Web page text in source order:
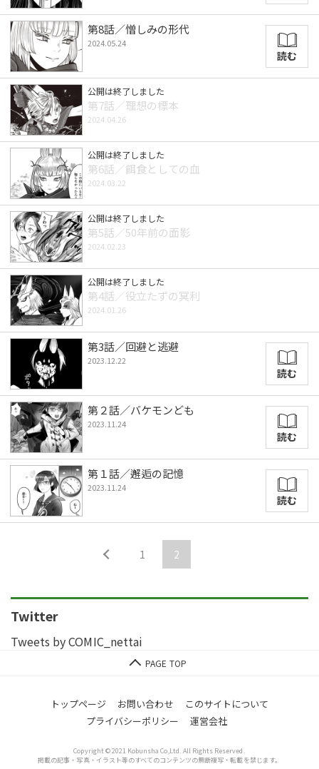
第8話／憎しみの形代
2024.05.24
読む
公開は終了しました
第7話／理想の標本
2024.04.26
公開は終了しました
第6話／餌食としての血
2024.03.22
公開は終了しました
第5話／50年前の面影
2024.02.23
公開は終了しました
第4話／役立たずの冥利
2024.01.26
第3話／回避と逃避
2023.12.22
読む
第２話／バケモンども
2023.11.24
読む
第１話／邂逅の記憶
2023.11.24
読む
1 2
Twitter
Tweets by COMIC_nettai
トップページ お問い合わせ
このサイトについて
プライバシーポリシー
運営会社
Copyright © 2021 Kobunsha Co,Ltd. All Rights Reserved.
掲載の記事・写真・イラスト等のすべてのコンテンツの無断複写・転載を禁じます。